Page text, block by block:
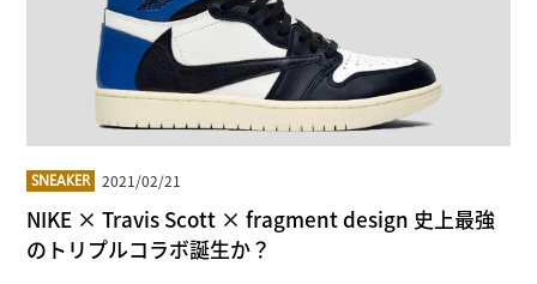
SNEAKER 2021/02/21
NIKE × Travis Scott × fragment design 史上最強
のトリプルコラボ誕生か？